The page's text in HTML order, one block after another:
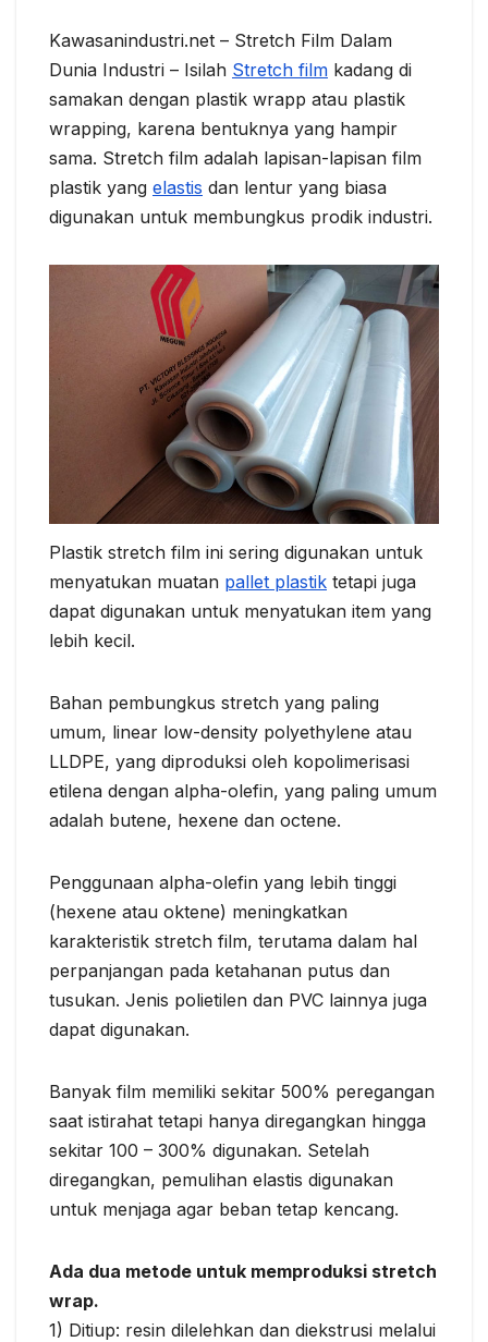
Kawasanindustri.net – Stretch Film Dalam
Dunia Industri – Isilah Stretch film kadang di
samakan dengan plastik wrapp atau plastik
wrapping, karena bentuknya yang hampir
sama. Stretch film adalah lapisan-lapisan film
plastik yang elastis dan lentur yang biasa
digunakan untuk membungkus prodik industri.
Plastik stretch film ini sering digunakan untuk
menyatukan muatan pallet plastik tetapi juga
dapat digunakan untuk menyatukan item yang
lebih kecil.
Bahan pembungkus stretch yang paling
umum, linear low-density polyethylene atau
LLDPE, yang diproduksi oleh kopolimerisasi
etilena dengan alpha-olefin, yang paling umum
adalah butene, hexene dan octene.
Penggunaan alpha-olefin yang lebih tinggi
(hexene atau oktene) meningkatkan
karakteristik stretch film, terutama dalam hal
perpanjangan pada ketahanan putus dan
tusukan. Jenis polietilen dan PVC lainnya juga
dapat digunakan.
Banyak film memiliki sekitar 500% peregangan
saat istirahat tetapi hanya diregangkan hingga
sekitar 100 – 300% digunakan. Setelah
diregangkan, pemulihan elastis digunakan
untuk menjaga agar beban tetap kencang.
Ada dua metode untuk memproduksi stretch
wrap.
1) Ditiup: resin dilelehkan dan diekstrusi melalui